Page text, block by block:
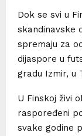
Dok se svi u
skandinavske
spremaju za
dijaspore u
gradu Izmir, u
U Finskoj živi
raspoređeni
svake godine